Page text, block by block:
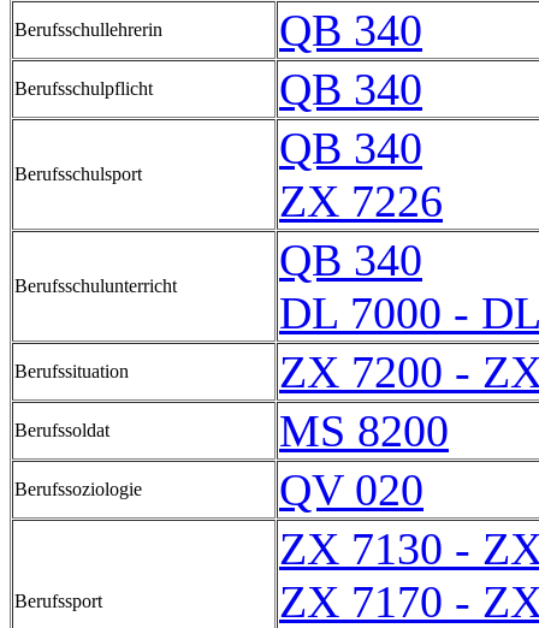
Berufsschullehrerin QB 340
Berufsschulpflicht QB 340
Berufsschulsport
QB 340
ZX 7226
Berufsschulunterricht
QB 340
DL 7000 -
Berufssituation ZX 7200 -
Berufssoldat MS 8200
Berufssoziologie QV 020
Berufssport
ZX 7130 -
ZX 7170 -